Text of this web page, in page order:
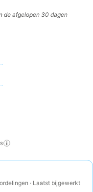
de afgelopen 30 dagen
· Laatst bijgewerkt